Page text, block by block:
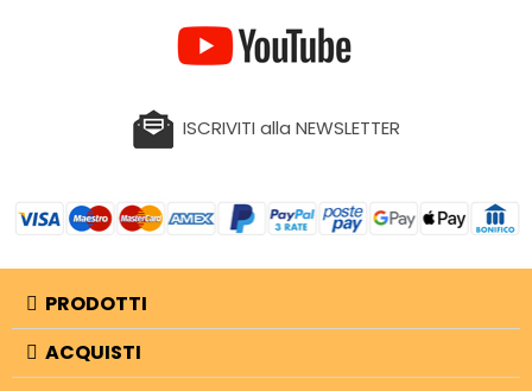
ISCRIVITI alla NEWSLETTER
PRODOTTI
ACQUISTI